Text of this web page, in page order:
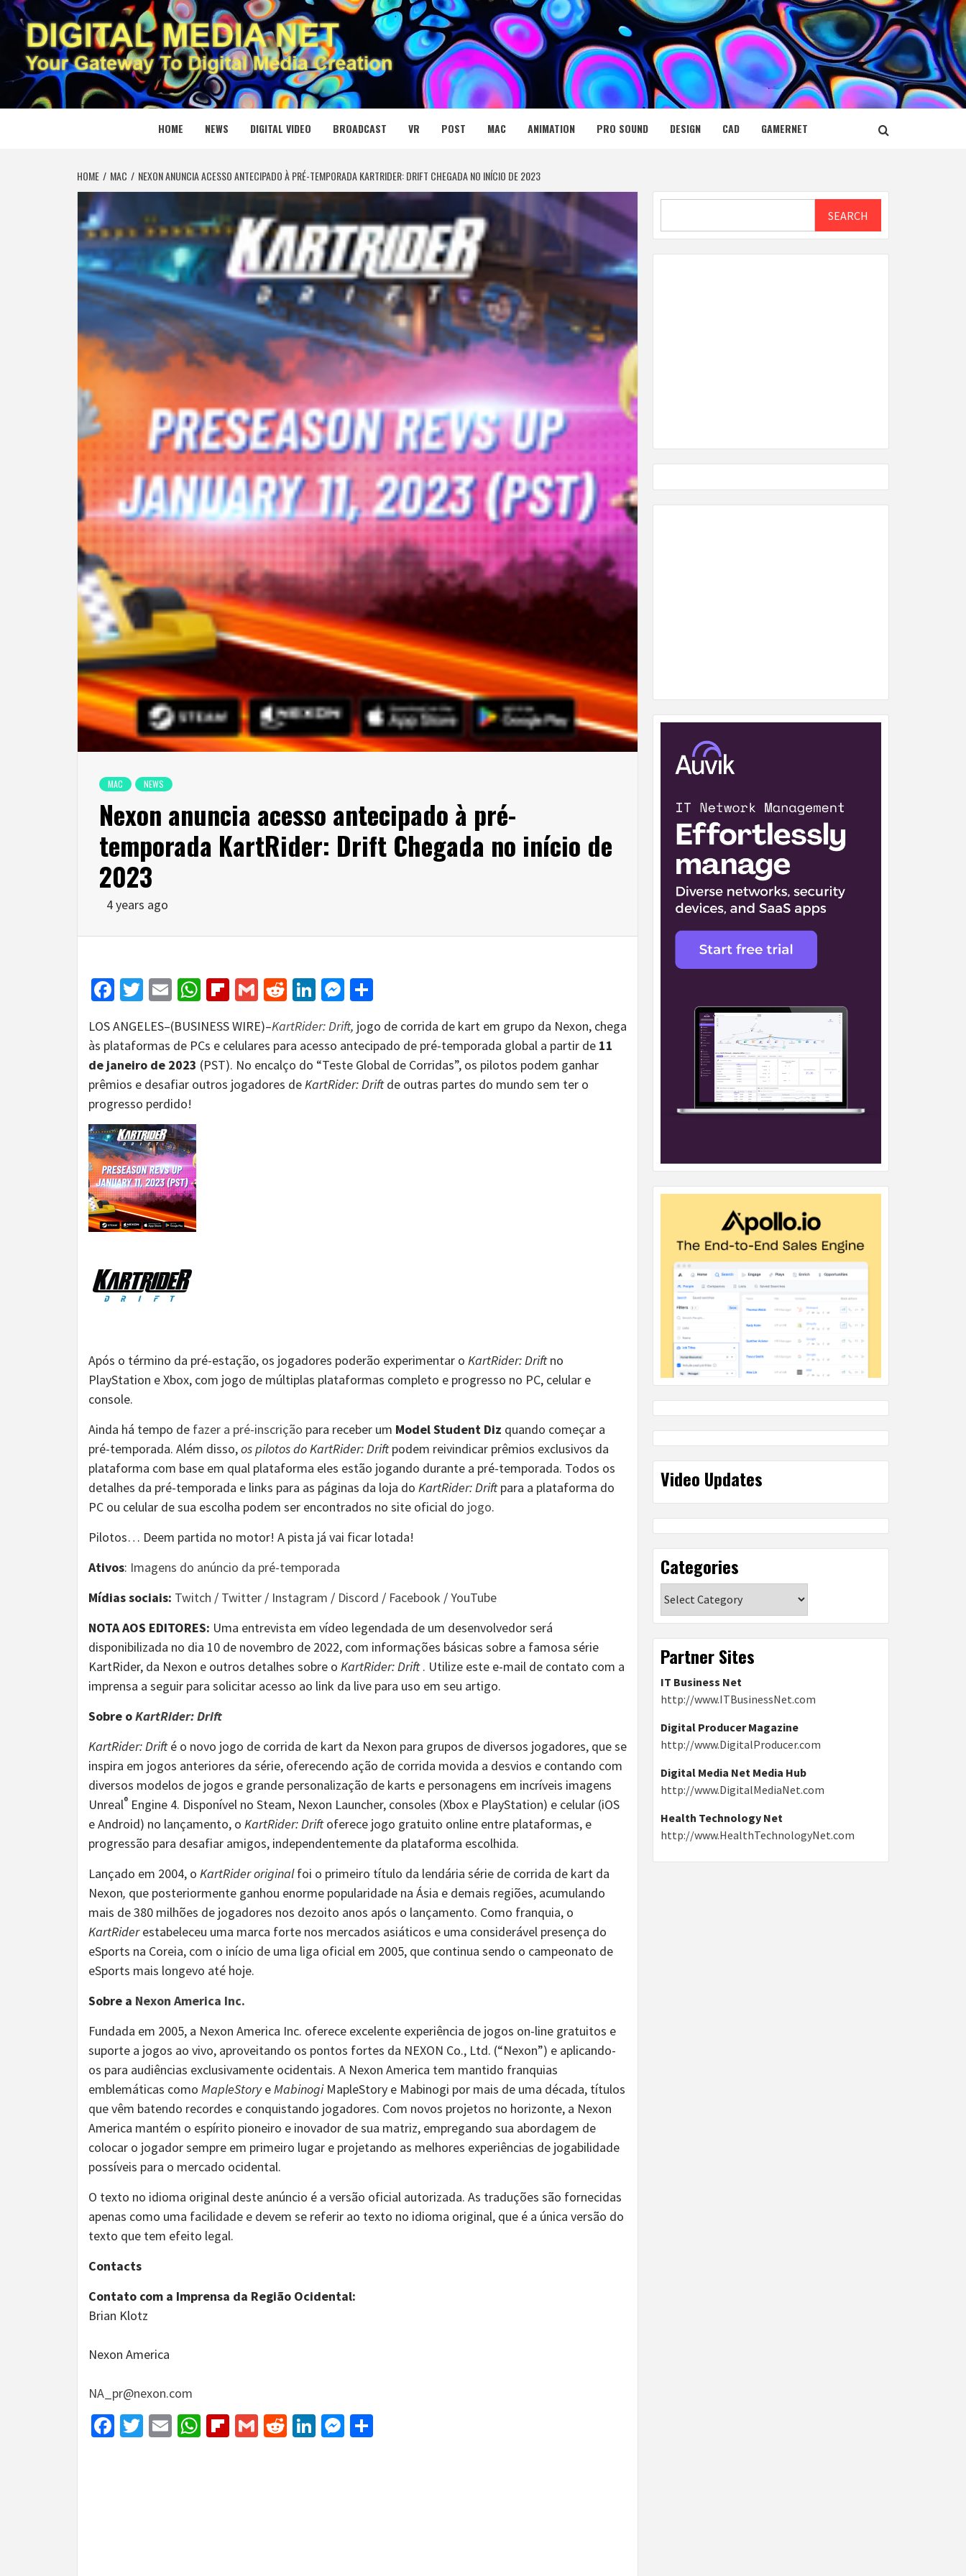
Skip
to
content
DIGITAL MEDIA NET
YOUR GATEWAY TO DIGITAL MEDIA CREATION
HOME NEWS DIGITAL VIDEO BROADCAST VR POST MAC ANIMATION PRO SOUND DESIGN CAD GAMERNET
HOME MAC NEXON ANUNCIA ACESSO ANTECIPADO À PRÉ-TEMPORADA KARTRIDER: DRIFT CHEGADA NO INÍCIO DE 2023
MAC NEWS
Nexon anuncia acesso antecipado à pré-
temporada KartRider: Drift Chegada no início de
2023
4 years ago
Facebook
Twitter
EmailWhatsApp
Flipboard
GmailRedditLinkedIn
Messenger
LOS ANGELES–(BUSINESS WIRE)–KartRider: Drift, jogo de corrida de kart em grupo da Nexon, chega
às plataformas de PCs e celulares para acesso antecipado de pré-temporada global a partir de 11
de janeiro de 2023 (PST). No encalço do “Teste Global de Corridas”, os pilotos podem ganhar
prêmios e desafiar outros jogadores deKartRider: Driftde outras partes do mundo sem ter o
progresso perdido!
Após o término da pré-estação, os jogadores poderão experimentar o KartRider: Driftno
PlayStation e Xbox, com jogo de múltiplas plataformas completo e progresso no PC, celular e
console.
Ainda há tempo de fazer a pré-inscrição para receber um Model Student Diz quando começar a
pré-temporada. Além disso,os pilotos do KartRider: Driftpodem reivindicar prêmios exclusivos da
plataforma com base em qual plataforma eles estão jogando durante a pré-temporada. Todos os
detalhes da pré-temporada e links para as páginas da loja do KartRider: Driftpara a plataforma do
PC ou celular de sua escolha podem ser encontrados no site oficial do jogo.
Pilotos… Deem partida no motor! A pista já vai ficar lotada!
Ativos: Imagens do anúncio da pré-temporada
Mídias sociais: Twitch / Twitter / Instagram / Discord / Facebook /YouTube
NOTA AOS EDITORES: Uma entrevista em vídeo legendada de um desenvolvedor será
disponibilizada no dia 10 de novembro de 2022, com informações básicas sobre a famosa série
KartRider, da Nexon e outros detalhes sobre o KartRider: Drift. Utilize este e-mail de contato com a
imprensa a seguir para solicitar acesso ao link da live para uso em seu artigo.
Sobre oKartRider: Drift
KartRider: Drifté o novo jogo de corrida de kart da Nexon para grupos de diversos jogadores, que se
inspira em jogos anteriores da série, oferecendo ação de corrida movida a desvios e contando com
diversos modelos de jogos e grande personalização de karts e personagens em incríveis imagens
Unreal® Engine 4. Disponível no Steam, Nexon Launcher, consoles (Xbox e PlayStation) e celular (iOS
e Android) no lançamento, o KartRider: Drift oferece jogo gratuito online entre plataformas, e
progressão para desafiar amigos, independentemente da plataforma escolhida.
Lançado em 2004, o KartRider originalfoi o primeiro título da lendária série de corrida de kart da
Nexon, que posteriormente ganhou enorme popularidade na Ásia e demais regiões, acumulando
mais de 380 milhões de jogadores nos dezoito anos após o lançamento. Como franquia, o
KartRiderestabeleceu uma marca forte nos mercados asiáticos e uma considerável presença do
eSports na Coreia, com o início de uma liga oficial em 2005, que continua sendo o campeonato de
eSports mais longevo até hoje.
Sobre a Nexon America Inc.
Fundada em 2005, a Nexon America Inc. oferece excelente experiência de jogos on-line gratuitos e
suporte a jogos ao vivo, aproveitando os pontos fortes da NEXON Co., Ltd. (“Nexon”) e aplicando-
os para audiências exclusivamente ocidentais. A Nexon America tem mantido franquias
emblemáticas como MapleStoryeMabinogiMapleStory e Mabinogi por mais de uma década, títulos
que vêm batendo recordes e conquistando jogadores. Com novos projetos no horizonte, a Nexon
America mantém o espírito pioneiro e inovador de sua matriz, empregando sua abordagem de
colocar o jogador sempre em primeiro lugar e projetando as melhores experiências de jogabilidade
possíveis para o mercado ocidental.
O texto no idioma original deste anúncio é a versão oficial autorizada. As traduções são fornecidas
apenas como uma facilidade e devem se referir ao texto no idioma original, que é a única versão do
texto que tem efeito legal.
Contacts
Contato com a Imprensa da Região Ocidental:
Brian Klotz
Nexon America
NA_pr@nexon.com
Facebook
Twitter
EmailWhatsApp
Flipboard
GmailRedditLinkedIn
Messenger
SEARCH
Video Updates
Categories
Partner Sites
IT Business Net
http://www.ITBusinessNet.com
Digital Producer Magazine
http://www.DigitalProducer.com
Digital Media Net Media Hub
http://www.DigitalMediaNet.com
Health Technology Net
http://www.HealthTechnologyNet.com